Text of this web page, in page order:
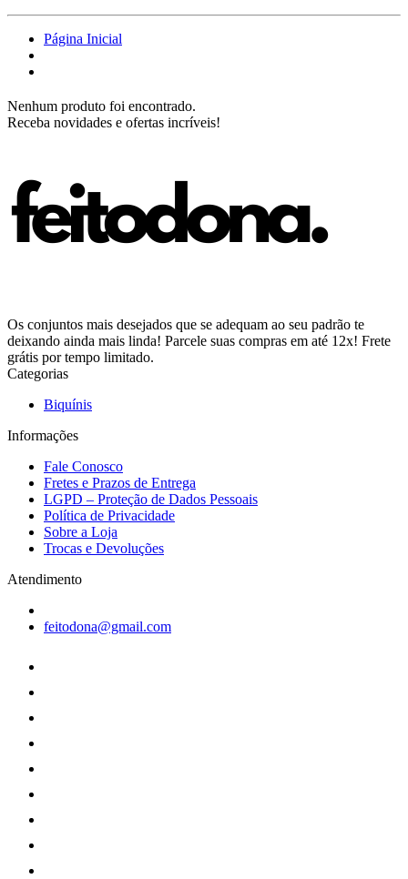
Página Inicial
Nenhum produto foi encontrado.
Receba novidades e ofertas incríveis!
Os conjuntos mais desejados que se adequam ao seu padrão te
deixando ainda mais linda! Parcele suas compras em até 12x! Frete
grátis por tempo limitado.
Categorias
Biquínis
Informações
Fale Conosco
Fretes e Prazos de Entrega
LGPD – Proteção de Dados Pessoais
Política de Privacidade
Sobre a Loja
Trocas e Devoluções
Atendimento
feitodona@gmail.com